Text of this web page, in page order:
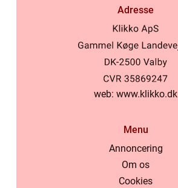
Adresse
web: www.klikko.dk
Menu
Annoncering
Om os
Cookies